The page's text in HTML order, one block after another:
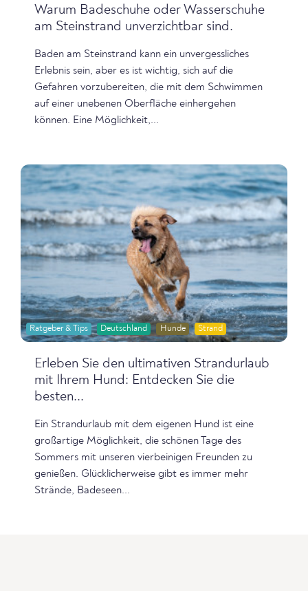
Warum Badeschuhe oder Wasserschuhe
am Steinstrand unverzichtbar sind.
Baden am Steinstrand kann ein unvergessliches
Erlebnis sein, aber es ist wichtig, sich auf die
Gefahren vorzubereiten, die mit dem Schwimmen
auf einer unebenen Oberfläche einhergehen
können. Eine Möglichkeit,...
Ratgeber & Tips Deutschland Hunde Strand
Erleben Sie den ultimativen Strandurlaub
mit Ihrem Hund: Entdecken Sie die
besten...
Ein Strandurlaub mit dem eigenen Hund ist eine
großartige Möglichkeit, die schönen Tage des
Sommers mit unseren vierbeinigen Freunden zu
genießen. Glücklicherweise gibt es immer mehr
Strände, Badeseen...